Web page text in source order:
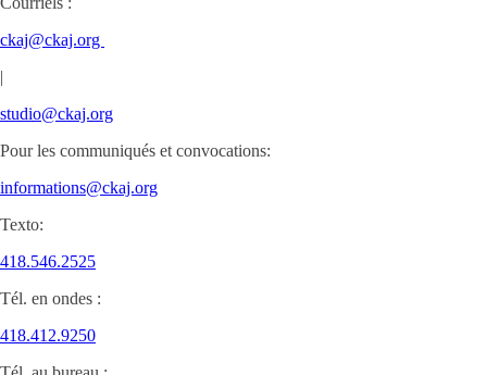
ckaj@ckaj.org
|
studio@ckaj.org
Pour les communiqués et convocations:
informations@ckaj.org
Texto:
418.546.2525
Tél. en ondes :
418.412.9250